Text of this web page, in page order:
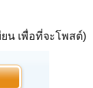
น เพื่อที่จะโพสต์)